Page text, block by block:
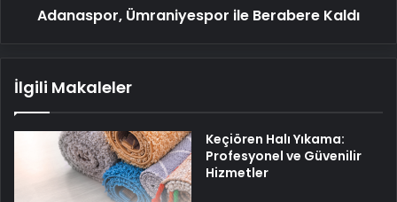
Adanaspor, Ümraniyespor ile Berabere Kaldı
İlgili Makaleler
Keçiören Halı Yıkama:
Profesyonel ve Güvenilir
Hizmetler